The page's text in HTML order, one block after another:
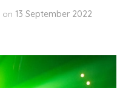
on 13 September 2022